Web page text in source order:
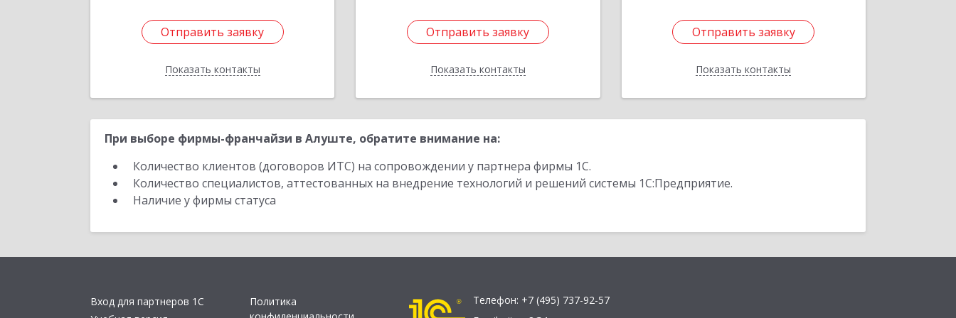
Отправить заявку
Показать контакты
Отправить заявку
Назад
Отправить заявку
Показать контакты
Отправить заявку
Назад
Отправить заявку
Показать контакты
Отправить заявку
Назад
При выборе фирмы-франчайзи в Алуште, обратите внимание на:
Количество клиентов (договоров ИТС) на сопровождении у партнера фирмы 1С.
Количество специалистов, аттестованных на внедрение технологий и решений системы 1С:Предприятие.
Наличие у фирмы статуса
Вход для партнеров 1С
Политика
Телефон: +7 (495) 737-92-57